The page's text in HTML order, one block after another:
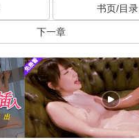
书页/目录
下一章